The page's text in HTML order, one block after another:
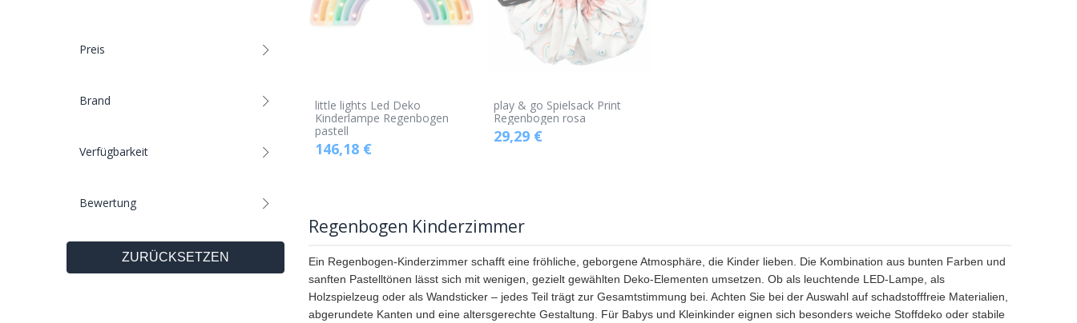
Preis
Brand
Verfügbarkeit
Bewertung
ZURÜCKSETZEN
little lights Led Deko
Kinderlampe Regenbogen
pastell
146,18€
play & go Spielsack Print
Regenbogen rosa
29,29€
Regenbogen Kinderzimmer
Ein Regenbogen-Kinderzimmer schafft eine fröhliche, geborgene Atmosphäre, die Kinder lieben. Die Kombination aus bunten Farben und
sanften Pastelltönen lässt sich mit wenigen, gezielt gewählten Deko-Elementen umsetzen. Ob als leuchtende LED-Lampe, als
Holzspielzeug oder als Wandsticker – jedes Teil trägt zur Gesamtstimmung bei. Achten Sie bei der Auswahl auf schadstofffreie Materialien,
abgerundete Kanten und eine altersgerechte Gestaltung. Für Babys und Kleinkinder eignen sich besonders weiche Stoffdeko oder stabile